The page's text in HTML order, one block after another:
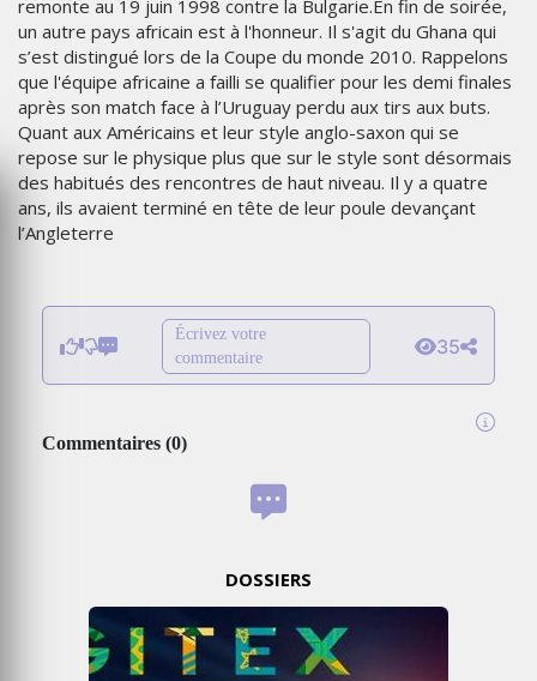
remonte au 19 juin 1998 contre la Bulgarie.En fin de soirée,
un autre pays africain est à l'honneur. Il s'agit du Ghana qui
s’est distingué lors de la Coupe du monde 2010. Rappelons
que l'équipe africaine a failli se qualifier pour les demi finales
après son match face à l’Uruguay perdu aux tirs aux buts.
Quant aux Américains et leur style anglo-saxon qui se
repose sur le physique plus que sur le style sont désormais
des habitués des rencontres de haut niveau. Il y a quatre
ans, ils avaient terminé en tête de leur poule devançant
l’Angleterre
Écrivez votre
commentaire
35
Commentaires (0)
DOSSIERS